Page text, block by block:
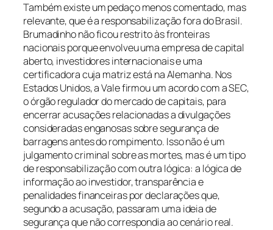
Também existe um pedaço menos comentado, mas
relevante, que é a responsabilização fora do Brasil.
Brumadinho não ficou restrito às fronteiras
nacionais porque envolveu uma empresa de capital
aberto, investidores internacionais e uma
certificadora cuja matriz está na Alemanha. Nos
Estados Unidos, a Vale firmou um acordo com a SEC,
o órgão regulador do mercado de capitais, para
encerrar acusações relacionadas a divulgações
consideradas enganosas sobre segurança de
barragens antes do rompimento. Isso não é um
julgamento criminal sobre as mortes, mas é um tipo
de responsabilização com outra lógica: a lógica de
informação ao investidor, transparência e
penalidades financeiras por declarações que,
segundo a acusação, passaram uma ideia de
segurança que não correspondia ao cenário real.